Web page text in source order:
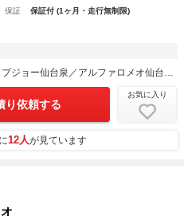
保証
保証付 (1ヶ月・走行無制限)
り依頼する
お気に入り
12人が見ています